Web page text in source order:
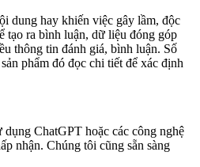
dung hay khiến việc gây lầm, độc
tạo ra bình luận, dữ liệu đóng góp
thông tin đánh giá, bình luận. Số
phẩm đó đọc chi tiết để xác định
ChatGPT hoặc các công nghệ
nhận. Chúng tôi cũng sẵn sàng